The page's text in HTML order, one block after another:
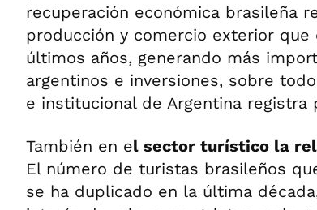
recuperación económica brasileña
producción y comercio exterior
últimos años, generando más
argentinos e inversiones, sobre
e institucional de Argentina registra
También en el sector turístico la
El número de turistas brasileños
se ha duplicado en la última